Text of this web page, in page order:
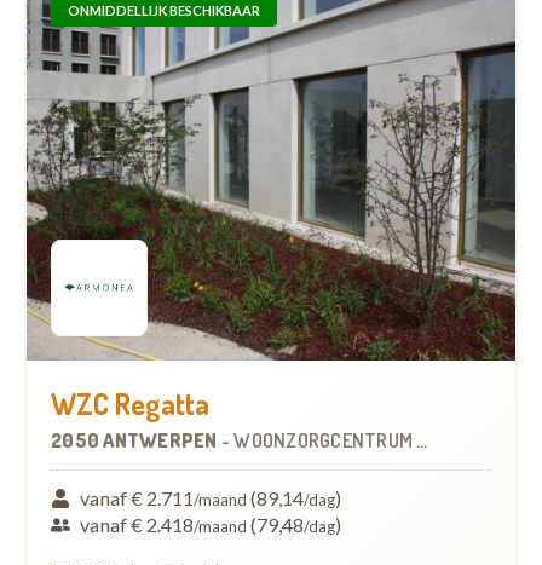
ONMIDDELLIJK BESCHIKBAAR
WZC Regatta
2050 ANTWERPEN -WOONZORGCENTRUM (WZC)
vanaf € 2.711/maand (89,14/dag)
vanaf € 2.418/maand (79,48/dag)